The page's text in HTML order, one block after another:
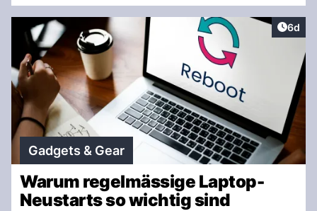
6d
Gadgets & Gear
Warum regelmässige Laptop-
Neustarts so wichtig sind